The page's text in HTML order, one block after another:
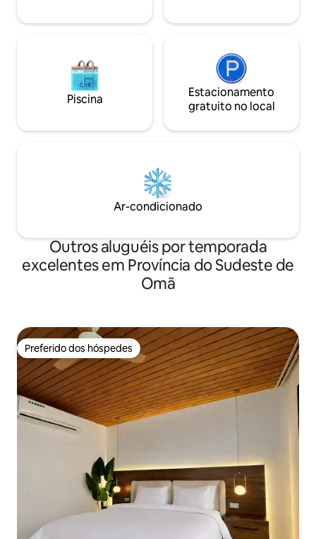
autêntica no coração do deserto.
Piscina
Estacionamento
gratuito no local
Ar-condicionado
Outros aluguéis por temporada
excelentes em Província do Sudeste de
Omã
Preferido dos hóspedes
Preferido dos hóspedes